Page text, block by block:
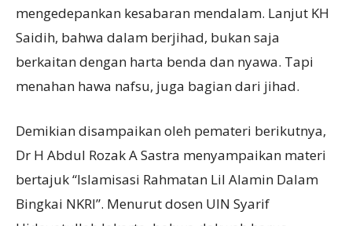
mengedepankan kesabaran mendalam. Lanjut KH
Saidih, bahwa dalam berjihad, bukan saja
berkaitan dengan harta benda dan nyawa. Tapi
menahan hawa nafsu, juga bagian dari jihad.
Demikian disampaikan oleh pemateri berikutnya,
Dr H Abdul Rozak A Sastra menyampaikan materi
bertajuk “Islamisasi Rahmatan Lil Alamin Dalam
Bingkai NKRI”. Menurut dosen UIN Syarif